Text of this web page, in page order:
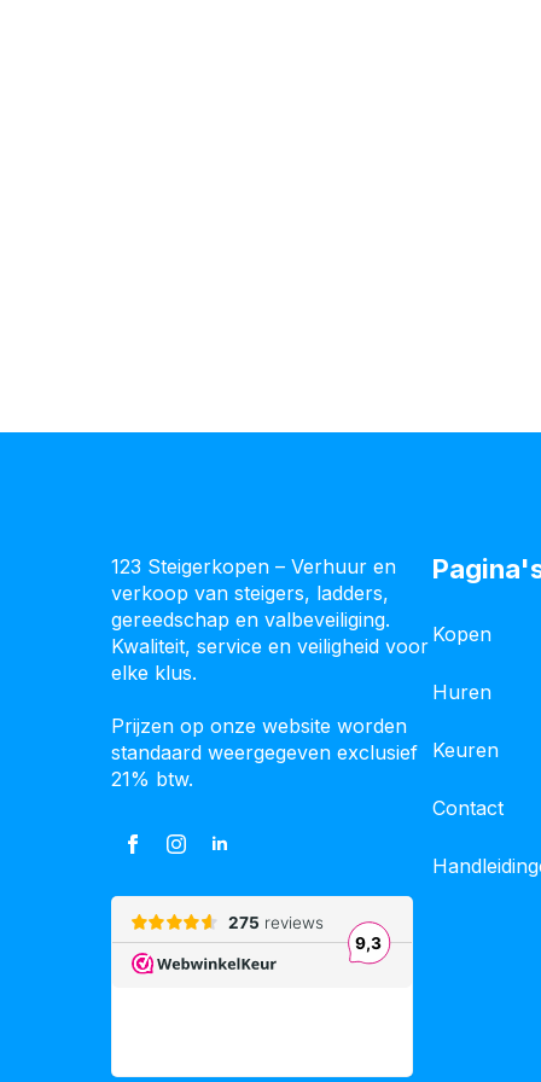
123 Steigerkopen – Verhuur en
verkoop van steigers, ladders,
gereedschap en valbeveiliging.
Kwaliteit, service en veiligheid voor
elke klus.
Prijzen op onze website worden
standaard weergegeven exclusief
21% btw.
Kopen
Huren
Keuren
Contact